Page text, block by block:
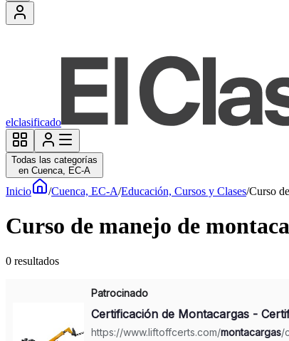
elclasificado
Todas las categorías
en Cuenca, EC-A
Inicio /Cuenca, EC-A/Educación, Cursos y Clases/Curso
Curso de manejo de
0 resultados